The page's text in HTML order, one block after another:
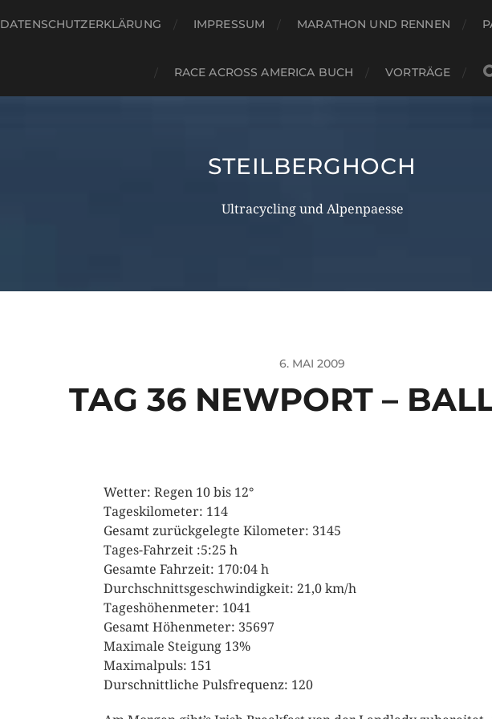
DATENSCHUTZERKLÄRUNG IMPRESSUM MARATHON UND RENNEN
RACE ACROSS AMERICA BUCH VORTRÄGE
STEILBERGHOCH
Ultracycling und Alpenpaesse
6. MAI 2009
TAG 36 NEWPORT –
Wetter: Regen 10 bis 12°
Tageskilometer: 114
Gesamt zurückgelegte Kilometer: 3145
Tages-Fahrzeit :5:25 h
Gesamte Fahrzeit: 170:04 h
Durchschnittsgeschwindigkeit: 21,0 km/h
Tageshöhenmeter: 1041
Gesamt Höhenmeter: 35697
Maximale Steigung 13%
Maximalpuls: 151
Durschnittliche Pulsfrequenz: 120